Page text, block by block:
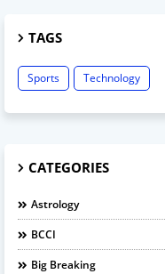
TAGS
Sports Technology
CATEGORIES
Astrology
BCCI
Big Breaking